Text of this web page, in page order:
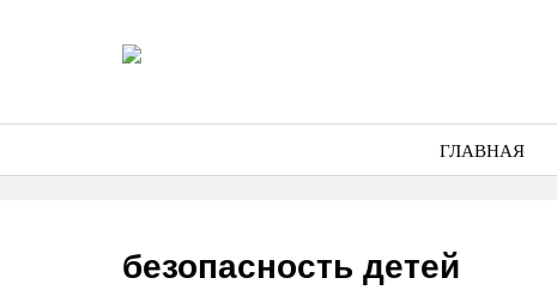
ГЛАВНАЯ
безопасность детей